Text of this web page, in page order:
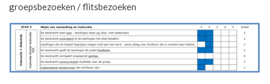
groepsbezoeken / flitsbezoeken